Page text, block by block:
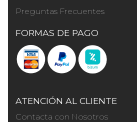
Preguntas Frecuentes
FORMAS DE PAGO
ATENCIÓN AL CLIENTE
Contacta con Nosotros